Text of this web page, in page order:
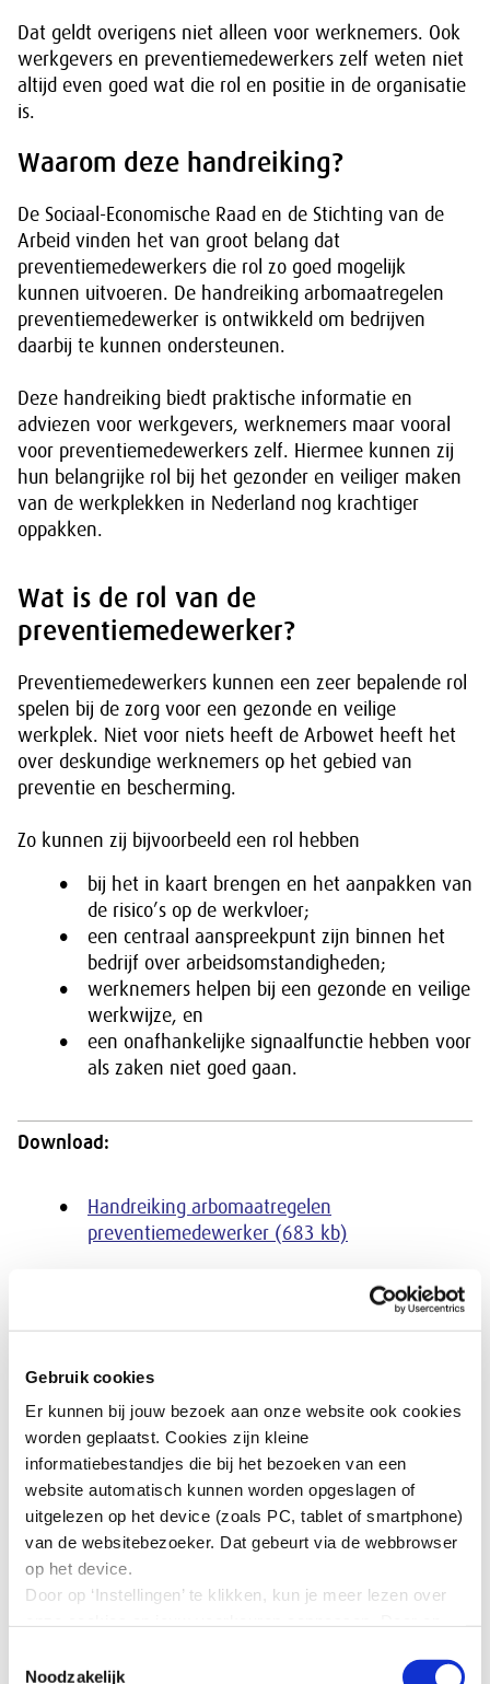
Gebruik cookies
Er kunnen bij jouw bezoek aan onze website ook cookies
worden geplaatst. Cookies zijn kleine
informatiebestandjes die bij het bezoeken van een
website automatisch kunnen worden opgeslagen of
uitgelezen op het device (zoals PC, tablet of smartphone)
van de websitebezoeker. Dat gebeurt via de webbrowser
op het device.
Door op ‘Instellingen’ te klikken, kun je meer lezen over
alle cookies zoals omschreven in onze cookieverklaring
Noodzakelijk
Dat geldt overigens niet alleen voor werknemers. Ook
werkgevers en preventiemedewerkers zelf weten niet
altijd even goed wat die rol en positie in de organisatie
is.
Waarom deze handreiking?
De Sociaal-Economische Raad en de Stichting van de
Arbeid vinden het van groot belang dat
preventiemedewerkers die rol zo goed mogelijk
kunnen uitvoeren. De handreiking arbomaatregelen
preventiemedewerker is ontwikkeld om bedrijven
daarbij te kunnen ondersteunen.
Deze handreiking biedt praktische informatie en
adviezen voor werkgevers, werknemers maar vooral
voor preventiemedewerkers zelf. Hiermee kunnen zij
hun belangrijke rol bij het gezonder en veiliger maken
van de werkplekken in Nederland nog krachtiger
oppakken.
Wat is de rol van de
preventiemedewerker?
Preventiemedewerkers kunnen een zeer bepalende rol
spelen bij de zorg voor een gezonde en veilige
werkplek. Niet voor niets heeft de Arbowet heeft het
over deskundige werknemers op het gebied van
preventie en bescherming.
Zo kunnen zij bijvoorbeeld een rol hebben
bij het in kaart brengen en het aanpakken van
de risico’s op de werkvloer;
een centraal aanspreekpunt zijn binnen het
bedrijf over arbeidsomstandigheden;
werknemers helpen bij een gezonde en veilige
werkwijze, en
een onafhankelijke signaalfunctie hebben voor
als zaken niet goed gaan.
Download:
Handreiking arbomaatregelen
preventiemedewerker (683 kb)
Thema Preventiemedewerker